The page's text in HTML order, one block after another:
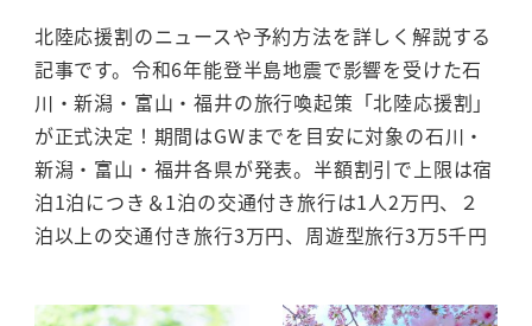
北陸応援割のニュースや予約方法を詳しく解説する
記事です。令和6年能登半島地震で影響を受けた石
川・新潟・富山・福井の旅行喚起策「北陸応援割」
が正式決定！期間はGWまでを目安に対象の石川・
新潟・富山・福井各県が発表。半額割引で上限は宿
泊1泊につき＆1泊の交通付き旅行は1人2万円、２
泊以上の交通付き旅行3万円、周遊型旅行3万5千円